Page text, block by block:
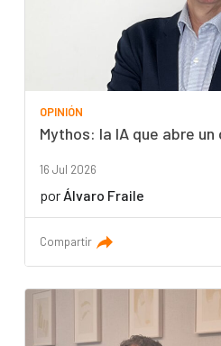
OPINIÓN
Mythos: la IA que abre
16 Jul 2026
por Álvaro Fraile
Compartir